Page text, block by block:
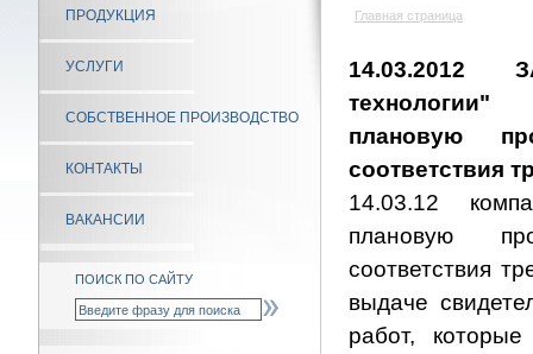
ПРОДУКЦИЯ
УСЛУГИ
СОБСТВЕННОЕ ПРОИЗВОДСТВО
КОНТАКТЫ
ВАКАНСИИ
ПОИСК ПО САЙТУ
Главная страница
14.03.2012
плановую
соответствия
14.03.12
плановую
соответствия
выдаче
работ,